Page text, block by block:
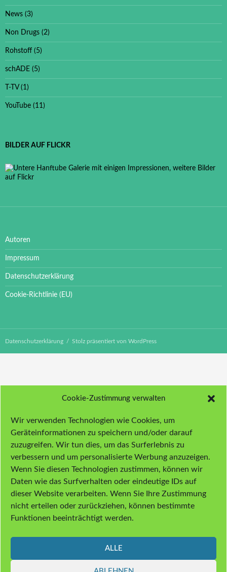
Cookie-Zustimmung verwalten
Wir verwenden Technologien wie Cookies, um
Geräteinformationen zu speichern und/oder darauf
zuzugreifen. Wir tun dies, um das Surferlebnis zu
verbessern und um personalisierte Werbung anzuzeigen.
Wenn Sie diesen Technologien zustimmen, können wir
Daten wie das Surfverhalten oder eindeutige IDs auf
dieser Website verarbeiten. Wenn Sie Ihre Zustimmung
nicht erteilen oder zurückziehen, können bestimmte
Funktionen beeinträchtigt werden.
ALLE
News (3)
Non Drugs (2)
Rohstoff (5)
schADE (5)
T-TV(1)
YouTube (11)
BILDER AUF FLICKR
Autoren
Impressum
Datenschutzerklärung
Cookie-Richtlinie (EU)
Datenschutzerklärung Stolz präsentiert von WordPress